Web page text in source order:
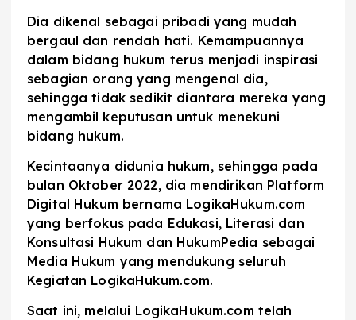
Dia dikenal sebagai pribadi yang mudah
bergaul dan rendah hati. Kemampuannya
dalam bidang hukum terus menjadi inspirasi
sebagian orang yang mengenal dia,
sehingga tidak sedikit diantara mereka yang
mengambil keputusan untuk menekuni
bidang hukum.
Kecintaanya didunia hukum, sehingga pada
bulan Oktober 2022, dia mendirikan Platform
Digital Hukum bernama LogikaHukum.com
yang berfokus pada Edukasi, Literasi dan
Konsultasi Hukum dan HukumPedia sebagai
Media Hukum yang mendukung seluruh
Kegiatan LogikaHukum.com.
Saat ini, melalui LogikaHukum.com telah